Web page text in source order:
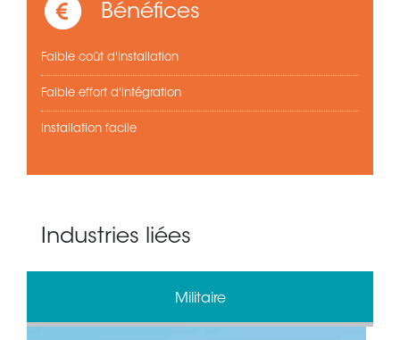
Bénéfices
Faible coût d'installation
Faible effort d'intégration
Installation facile
Industries liées
Militaire